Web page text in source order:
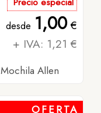
desde 1,00€
+ IVA: 1,21 €
Mochila Allen
OFERTA